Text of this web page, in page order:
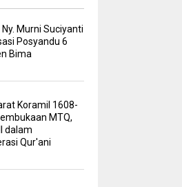
Murni Suciyanti
Posyandu 6
Bima
Koramil 1608-
MTQ,
dalam
Qur'ani